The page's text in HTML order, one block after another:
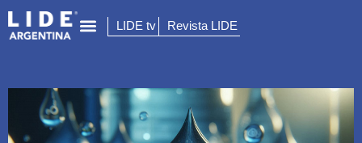
LIDE tv Revista LIDE